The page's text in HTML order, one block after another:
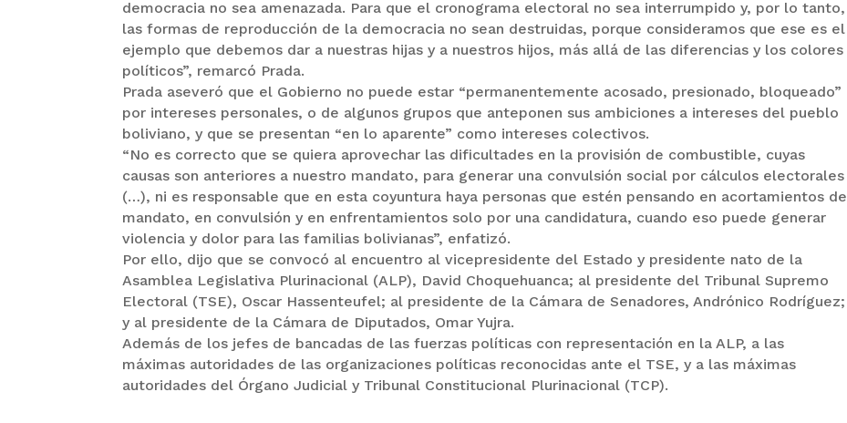
democracia no sea amenazada. Para que el cronograma electoral no sea interrumpido y, por lo tanto,
las formas de reproducción de la democracia no sean destruidas, porque consideramos que ese es el
ejemplo que debemos dar a nuestras hijas y a nuestros hijos, más allá de las diferencias y los colores
políticos”, remarcó Prada.
Prada aseveró que el Gobierno no puede estar “permanentemente acosado, presionado, bloqueado”
por intereses personales, o de algunos grupos que anteponen sus ambiciones a intereses del pueblo
boliviano, y que se presentan “en lo aparente” como intereses colectivos.
“No es correcto que se quiera aprovechar las dificultades en la provisión de combustible, cuyas
causas son anteriores a nuestro mandato, para generar una convulsión social por cálculos electorales
(…), ni es responsable que en esta coyuntura haya personas que estén pensando en acortamientos de
mandato, en convulsión y en enfrentamientos solo por una candidatura, cuando eso puede generar
violencia y dolor para las familias bolivianas”, enfatizó.
Por ello, dijo que se convocó al encuentro al vicepresidente del Estado y presidente nato de la
Asamblea Legislativa Plurinacional (ALP), David Choquehuanca; al presidente del Tribunal Supremo
Electoral (TSE), Oscar Hassenteufel; al presidente de la Cámara de Senadores, Andrónico Rodríguez;
y al presidente de la Cámara de Diputados, Omar Yujra.
Además de los jefes de bancadas de las fuerzas políticas con representación en la ALP, a las
máximas autoridades de las organizaciones políticas reconocidas ante el TSE, y a las máximas
autoridades del Órgano Judicial y Tribunal Constitucional Plurinacional (TCP).